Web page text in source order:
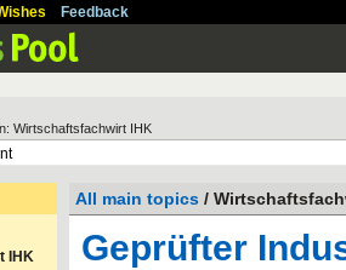
Feedback
Wirtschaftsfachwirt IHK
IHK
All main topics /
Geprüfter